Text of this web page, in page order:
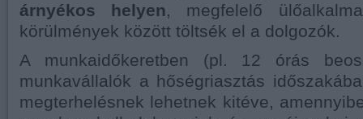
árnyékos helyen, megfelelő
körülmények között töltsék el a dolgozók.
A munkaidőkeretben (pl. 12 órás
munkavállalók a hőségriasztás
megterhelésnek lehetnek kitéve,